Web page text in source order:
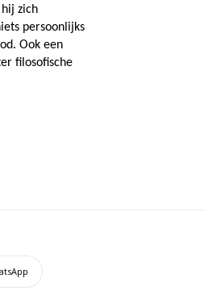
zich
persoonlijks
Ook een
filosofische